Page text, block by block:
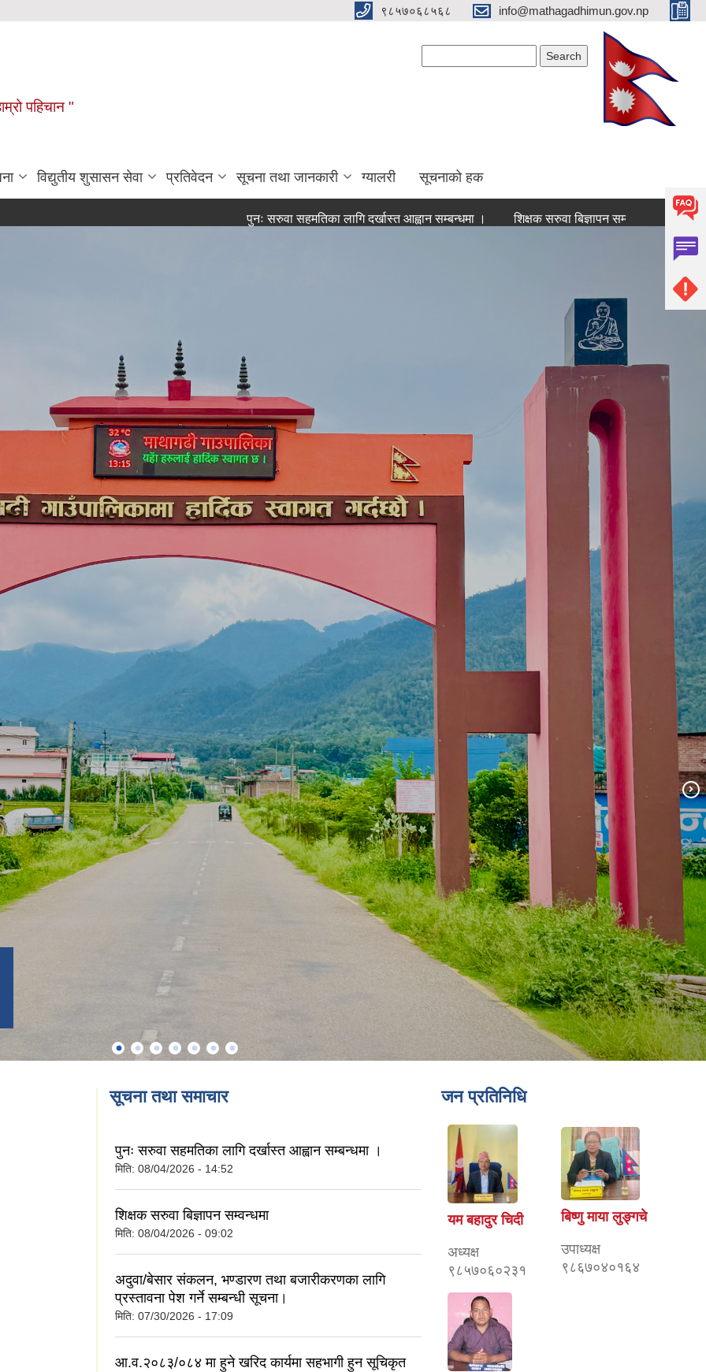
९८५७०६८५६८ info@mathagadhimun.gov.np
पहिचान "
विद्युतीय शुसासन सेवा प्रतिवेदन सूचना तथा जानकारी ग्यालरी सूचनाको हक
पुनः सरुवा सहमतिका लागि दर्खास्त आह्वान सम्बन्धमा । शिक्षक सरुवा बिज्ञापन सम्वन्धमा अदुवा/बेसार संकलन,
सूचना तथा समाचार
पुनः सरुवा सहमतिका लागि दर्खास्त आह्वान सम्बन्धमा ।
मिति: 08/04/2026 - 14:52
शिक्षक सरुवा बिज्ञापन सम्वन्धमा
मिति: 08/04/2026 - 09:02
अदुवा/बेसार संकलन, भण्डारण तथा बजारीकरणका लागि
प्रस्तावना पेश गर्ने सम्बन्धी सूचना।
मिति: 07/30/2026 - 17:09
आ.व.२०८३/०८४ मा हुने खरिद कार्यमा सहभागी हुन सूचिकृत
जन प्रतिनिधि
यम बहादुर चिदी
अध्यक्ष
९८५७०६०२३१
बिष्णु माया लुङ्गचे
उपाध्यक्ष
९८६७०४०१६४